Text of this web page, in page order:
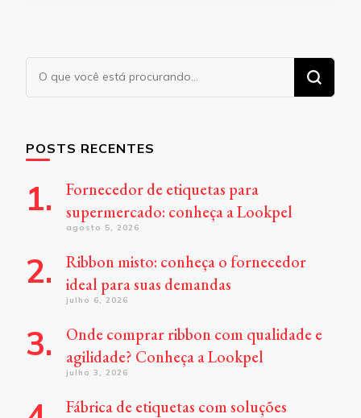
Procurando
algo?
POSTS RECENTES
Fornecedor de etiquetas para
supermercado: conheça a Lookpel
agosto 5, 2026
Ribbon misto: conheça o fornecedor
ideal para suas demandas
julho 6, 2026
Onde comprar ribbon com qualidade e
agilidade? Conheça a Lookpel
julho 3, 2026
Fábrica de etiquetas com soluções